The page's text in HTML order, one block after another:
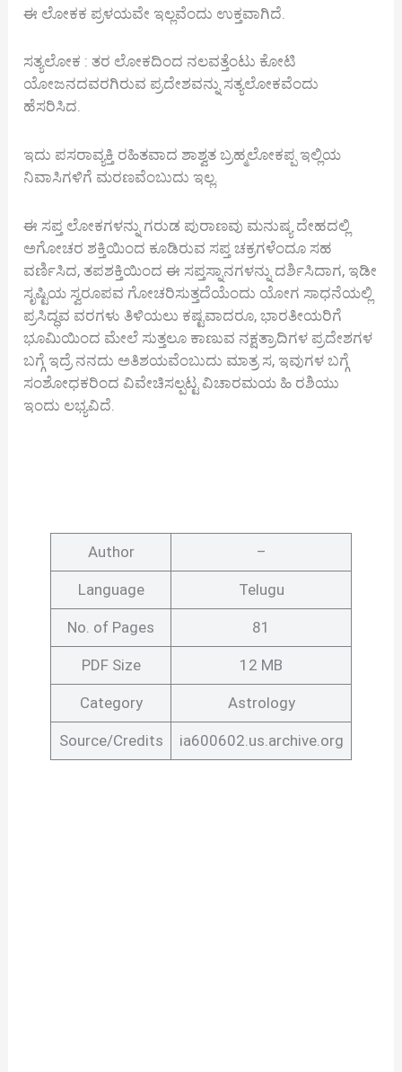
ಈ ಲೋಕಕ ಪ್ರಳಯವೇ ಇಲ್ಲವೆಂದು ಉಕ್ತವಾಗಿದೆ.
ಸತ್ಯಲೋಕ : ತರ ಲೋಕದಿಂದ ನಲವತ್ತೆಂಟು ಕೋಟಿ
ಯೋಜನದವರಗಿರುವ ಪ್ರದೇಶವನ್ನು ಸತ್ಯಲೋಕವೆಂದು
ಹೆಸರಿಸಿದ.
ಇದು ಪಸರಾವ್ಯಕ್ತಿ ರಹಿತವಾದ ಶಾಶ್ವತ ಬ್ರಹ್ಮಲೋಕಪ್ಪ ಇಲ್ಲಿಯ
ನಿವಾಸಿಗಳಿಗೆ ಮರಣವೆಂಬುದು ಇಲ್ಲ.
ಈ ಸಪ್ತ ಲೋಕಗಳನ್ನು ಗರುಡ ಪುರಾಣವು ಮನುಷ್ಯ ದೇಹದಲ್ಲಿ
ಅಗೋಚರ ಶಕ್ತಿಯಿಂದ ಕೂಡಿರುವ ಸಪ್ತ ಚಕ್ರಗಳೆಂದೂ ಸಹ
ವರ್ಣಿಸಿದ, ತಪಶಕ್ತಿಯಿಂದ ಈ ಸಪ್ತಸ್ನಾನಗಳನ್ನು ದರ್ಶಿಸಿದಾಗ, ಇಡೀ
ಸೃಷ್ಟಿಯ ಸ್ವರೂಪವ ಗೋಚರಿಸುತ್ತದೆಯೆಂದು ಯೋಗ ಸಾಧನೆಯಲ್ಲಿ
ಪ್ರಸಿದ್ಧವ ವರಗಳು ತಿಳಿಯಲು ಕಷ್ಟವಾದರೂ, ಭಾರತೀಯರಿಗೆ
ಭೂಮಿಯಿಂದ ಮೇಲೆ ಸುತ್ತಲೂ ಕಾಣುವ ನಕ್ಷತ್ರಾದಿಗಳ ಪ್ರದೇಶಗಳ
ಬಗ್ಗೆ ಇದ್ರೆ ನನದು ಅತಿಶಯವೆಂಬುದು ಮಾತ್ರ ಸ, ಇವುಗಳ ಬಗ್ಗೆ
ಸಂಶೋಧಕರಿಂದ ವಿವೇಚಿಸಲ್ಪಟ್ಟ ವಿಚಾರಮಯ ಹಿ ರಶಿಯು
ಇಂದು ಲಭ್ಯವಿದೆ.
Author –
Language Telugu
No. of Pages 81
PDF Size 12 MB
Category Astrology
Source/Credits ia600602.us.archive.org